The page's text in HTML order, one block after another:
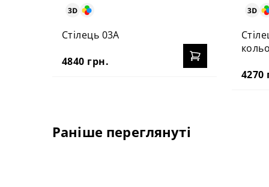
Стілець 03А
4840 грн.
4270
Раніше переглянуті